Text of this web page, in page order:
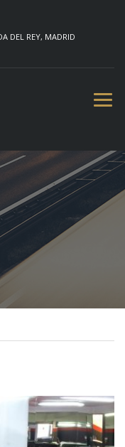
DEL REY, MADRID